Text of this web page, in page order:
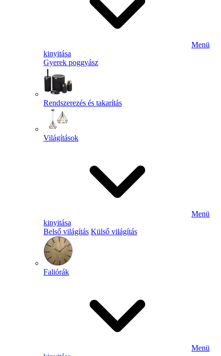
Menü
kinyitása
Gyerek poggyász
Rendszerezés és takarítás
Világítások
Menü
kinyitása
Belső világítás Külső világítás
Faliórák
Menü